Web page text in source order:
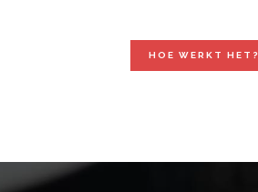
HOE WERKT HET?